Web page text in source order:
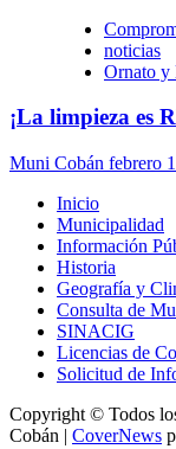
noticias
Ornato y
¡La limpieza es
Muni Cobán febrero
Inicio
Municipalidad
Información
Historia
Geografía y
Consulta de
SINACIG
Licencias de
Solicitud de
Copyright © Todos
Cobán | CoverNews